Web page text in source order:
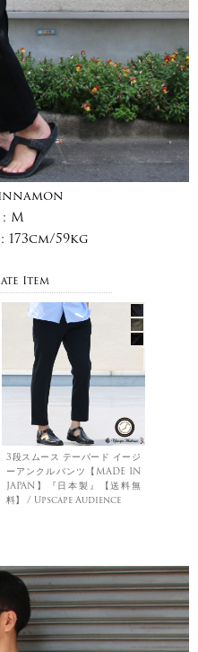
M
173cm/59kg
Item
3段スムース テーパード イージ
ーアンクルパンツ【MADE IN
JAPAN】『日本製』【送料無
料】 / Upscape Audience